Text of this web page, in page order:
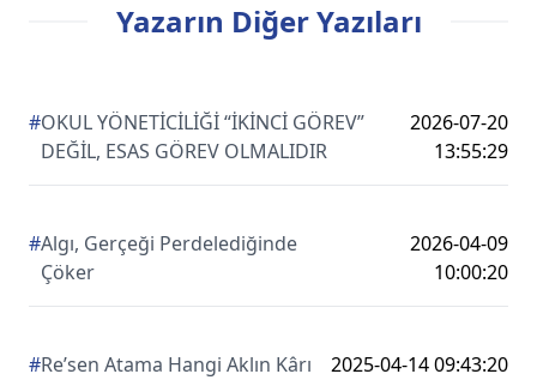
Yazarın Diğer Yazıları
#OKUL YÖNETİCİLİĞİ “İKİNCİ GÖREV”
DEĞİL, ESAS GÖREV OLMALIDIR
2026-07-20
13:55:29
#Algı, Gerçeği Perdelediğinde
Çöker
2026-04-09
10:00:20
#Re’sen Atama Hangi Aklın Kârı 2025-04-14 09:43:20